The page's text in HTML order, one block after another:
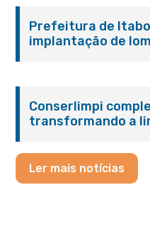
Prefeitura de
implantação de
Conserlimpi
transformando a
Ler mais notícias